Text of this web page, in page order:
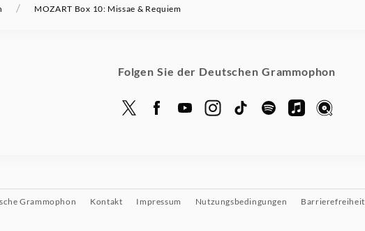
/ MOZART Box 10: Missae & Requiem
Folgen Sie der Deutschen Grammophon
Grammophon Kontakt Impressum Nutzungsbedingungen Barrierefreiheit